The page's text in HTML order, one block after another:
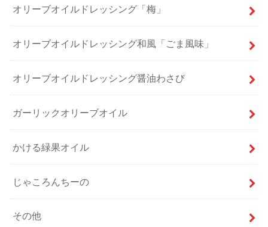
オリーブオイルドレッシング「梅」
オリーブオイルドレッシング和風「ごま風味」
オリーブオイルドレッシング醤油わさび
ガーリックオリーブオイル
かける緑果オイル
じゃころんちーの
その他